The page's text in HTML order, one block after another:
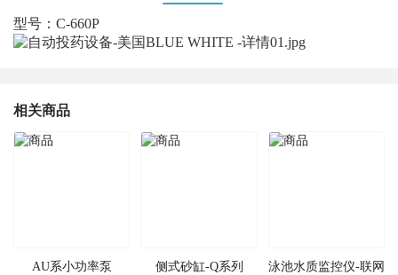
型号：C-660P
相关商品
AU系小功率泵 侧式砂缸-Q系列 泳池水质监控仪-联网